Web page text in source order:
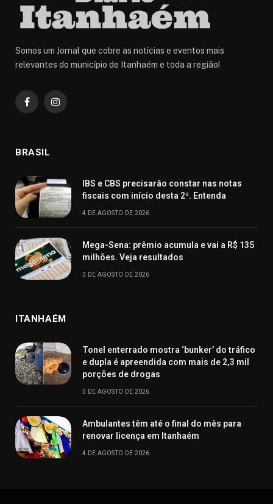
Somos um Jornal que cobre as notícias e eventos mais
relevantes do município de Itanhaém e toda a região!
FacebookInstagram
BRASIL
IBS e CBS precisarão constar nas notas
fiscais com início desta 2ª. Entenda
4 DE AGOSTO DE 2026
Mega-Sena: prêmio acumula e vai a R$ 135
milhões. Veja resultados
3 DE AGOSTO DE 2026
ITANHAÉM
Tonel enterrado mostra ‘bunker’ do tráfico
e dupla é apreendida com mais de 2,3 mil
porções de drogas
5 DE AGOSTO DE 2026
Ambulantes têm até o final do mês para
renovar licença em Itanhaém
4 DE AGOSTO DE 2026